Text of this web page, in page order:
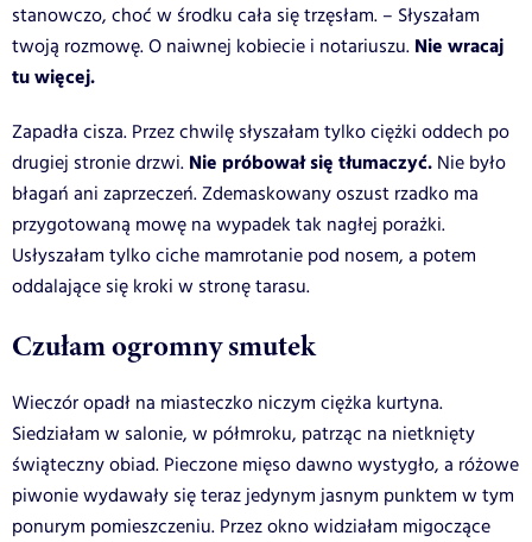
stanowczo, choć w środku cała się trzęsłam. – Słyszałam
twoją rozmowę. O naiwnej kobiecie i notariuszu. Nie wracaj
tu więcej.
Zapadła cisza. Przez chwilę słyszałam tylko ciężki oddech po
drugiej stronie drzwi. Nie próbował się tłumaczyć. Nie było
błagań ani zaprzeczeń. Zdemaskowany oszust rzadko ma
przygotowaną mowę na wypadek tak nagłej porażki.
Usłyszałam tylko ciche mamrotanie pod nosem, a potem
oddalające się kroki w stronę tarasu.
Czułam ogromny smutek
Wieczór opadł na miasteczko niczym ciężka kurtyna.
Siedziałam w salonie, w półmroku, patrząc na nietknięty
świąteczny obiad. Pieczone mięso dawno wystygło, a różowe
piwonie wydawały się teraz jedynym jasnym punktem w tym
ponurym pomieszczeniu. Przez okno widziałam migoczące